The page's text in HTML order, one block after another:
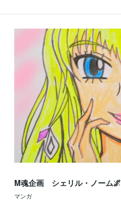
M魂企画 シェリル・ノーム🌌
マンガ